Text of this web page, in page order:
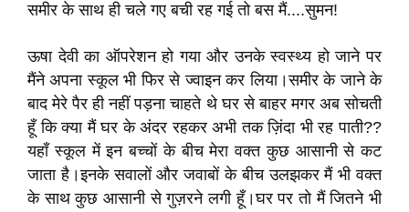
समीर के साथ ही चले गए बची रह गई तो बस मैं....सुमन!
ऊषा देवी का ऑपरेशन हो गया और उनके स्वस्थ्य हो जाने पर
मैंने अपना स्कूल भी फिर से ज्वाइन कर लिया।समीर के जाने के
बाद मेरे पैर ही नहीं पड़ना चाहते थे घर से बाहर मगर अब सोचती
हूँ कि क्या मैं घर के अंदर रहकर अभी तक ज़िंदा भी रह पाती??
यहाँ स्कूल में इन बच्चों के बीच मेरा वक्त कुछ आसानी से कट
जाता है।इनके सवालों और जवाबों के बीच उलझकर मैं भी वक्त
के साथ कुछ आसानी से गुज़रने लगी हूँ।घर पर तो मैं जितने भी